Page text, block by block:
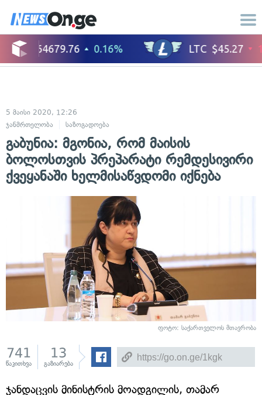
5 მაისი 2020, 12:26
ჯანმრთელობა
საზოგადოება
გაბუნია: მგონია, რომ მაისის
ბოლოსთვის პრეპარატი რემდესივირი
ქვეყანაში ხელმისაწვდომი იქნება
ფოტო: საქართველოს მთავრობა
741
წაკითხვა
13
გაზიარება
ჯანდაცვის მინისტრის მოადგილის, თამარ